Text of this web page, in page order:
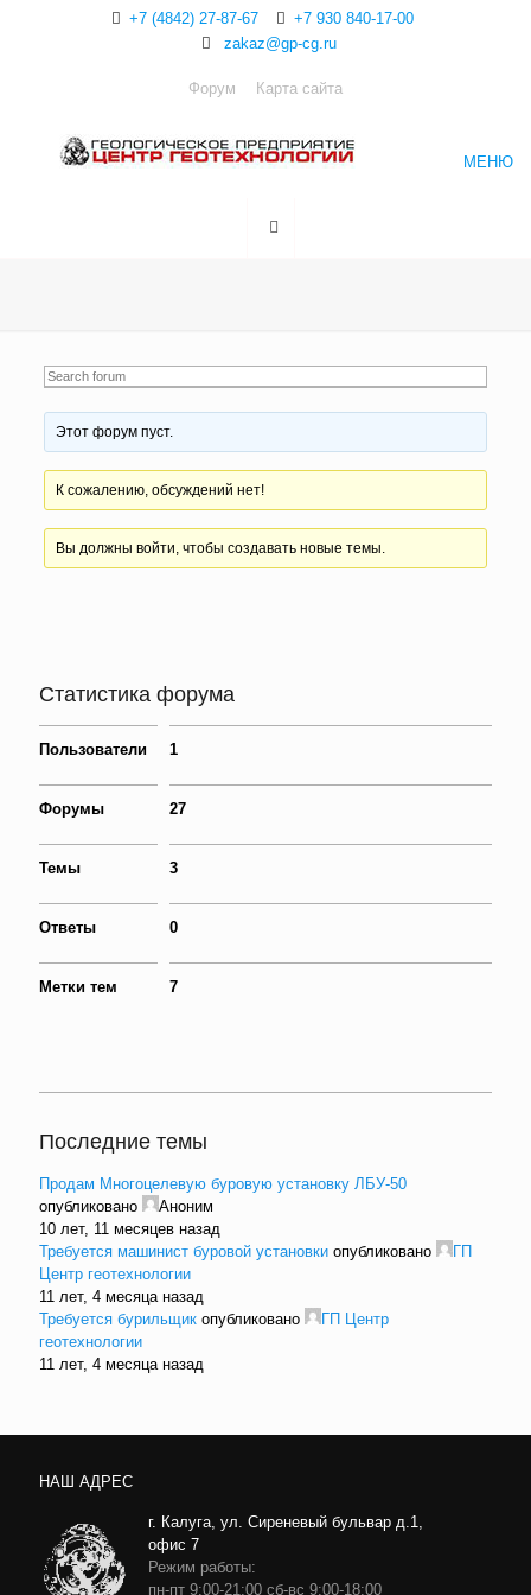
+7 (4842) 27-87-67
+7 930 840-17-00
zakaz@gp-cg.ru
Форум Карта сайта
МЕНЮ
Этот форум пуст.
К сожалению, обсуждений нет!
Вы должны войти, чтобы создавать новые темы.
Статистика форума
Пользователи 1
Форумы 27
Темы 3
Ответы 0
Метки тем 7
Последние темы
Продам Многоцелевую буровую установку ЛБУ-50
опубликовано
Аноним
10 лет, 11 месяцев назад
Требуется машинист буровой установки опубликовано
ГП
Центр геотехнологии
11 лет, 4 месяца назад
Требуется бурильщик опубликовано
ГП Центр
геотехнологии
11 лет, 4 месяца назад
НАШ АДРЕС
г. Калуга, ул. Сиреневый бульвар д.1,
офис 7
Режим работы:
пн-пт 9:00-21:00 сб-вс 9:00-18:00